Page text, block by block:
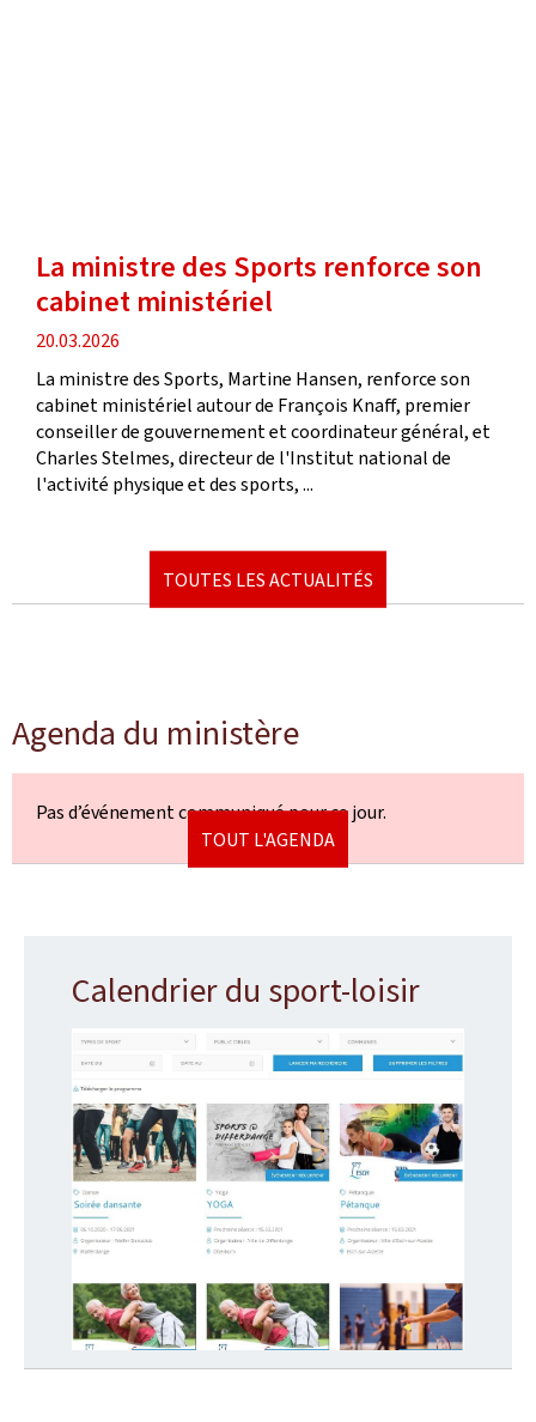
La ministre des Sports renforce son
cabinet ministériel
date
de
publication
20.03.2026
La ministre des Sports, Martine Hansen, renforce son
cabinet ministériel autour de François Knaff, premier
conseiller de gouvernement et coordinateur général, et
Charles Stelmes, directeur de l'Institut national de
l'activité physique et des sports, ...
TOUTES LES ACTUALITÉS
Agenda du ministère
Pas d’événement communiqué pour ce jour.
TOUT L'AGENDA
Calendrier du sport-loisir